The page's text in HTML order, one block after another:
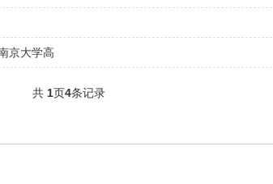
京大学高
共 1页4条记录